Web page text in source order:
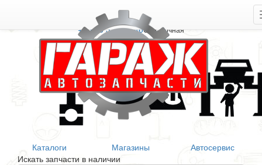
+7 906 377 46 46Справочная
Каталоги Магазины
Автосервис
Искать запчасти в наличии